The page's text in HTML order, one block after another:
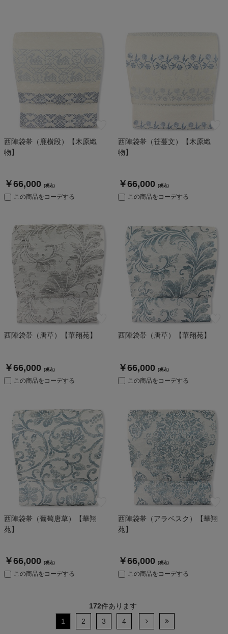
西陣袋帯（鹿横段）【木原織
物】
￥66,000 (税込)
この商品をコーデする
西陣袋帯（笹蔓文）【木原織
物】
￥66,000 (税込)
この商品をコーデする
西陣袋帯（唐草）【華翔苑】
￥66,000 (税込)
この商品をコーデする
西陣袋帯（唐草）【華翔苑】
￥66,000 (税込)
この商品をコーデする
西陣袋帯（葡萄唐草）【華翔
苑】
￥66,000 (税込)
この商品をコーデする
西陣袋帯（アラベスク）【華翔
苑】
￥66,000 (税込)
この商品をコーデする
172件あります
1
2 3 4